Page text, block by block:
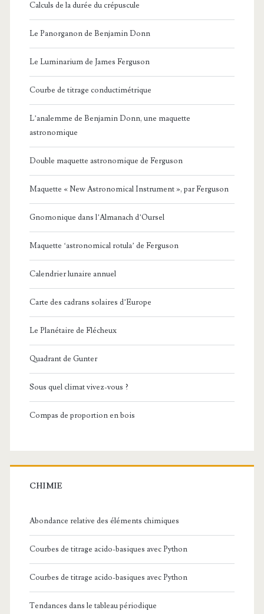
Calculs de la durée du crépuscule
Le Panorganon de Benjamin Donn
Le Luminarium de James Ferguson
Courbe de titrage conductimétrique
L’analemme de Benjamin Donn, une maquette
astronomique
Double maquette astronomique de Ferguson
Maquette « New Astronomical Instrument », par Ferguson
Gnomonique dans l’Almanach d’Oursel
Maquette ‘astronomical rotula’ de Ferguson
Calendrier lunaire annuel
Carte des cadrans solaires d’Europe
Le Planétaire de Flécheux
Quadrant de Gunter
Sous quel climat vivez-vous ?
Compas de proportion en bois
CHIMIE
Abondance relative des éléments chimiques
Courbes de titrage acido-basiques avec Python
Courbes de titrage acido-basiques avec Python
Tendances dans le tableau périodique